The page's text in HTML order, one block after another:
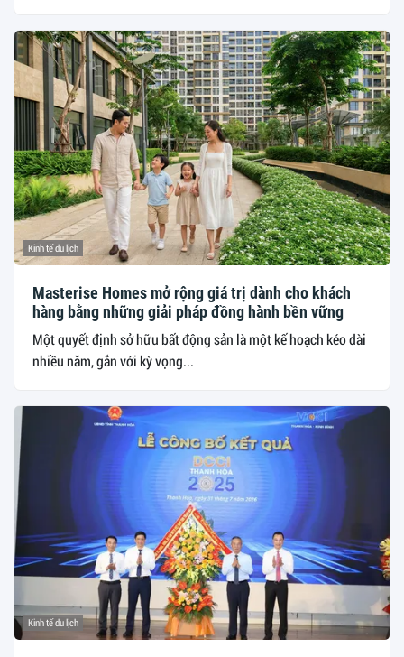
Kinh tế du lịch
Masterise Homes mở rộng giá trị dành cho khách
hàng bằng những giải pháp đồng hành bền vững
Một quyết định sở hữu bất động sản là một kế hoạch kéo dài
nhiều năm, gắn với kỳ vọng...
Kinh tế du lịch